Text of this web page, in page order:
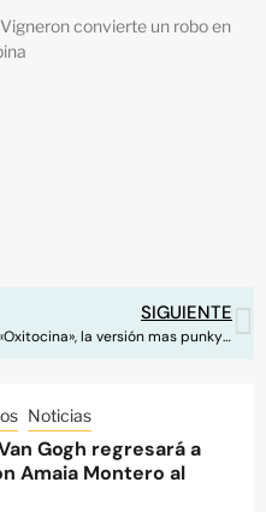
convierte un robo en
SIGUIENTE
«Oxitocina», la versión mas punky de Chica Sobresalto
Noticias
Gogh regresará a
Amaia Montero al